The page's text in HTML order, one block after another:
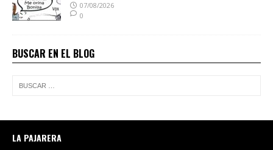
07/08/2026
0
BUSCAR EN EL BLOG
LA PAJARERA